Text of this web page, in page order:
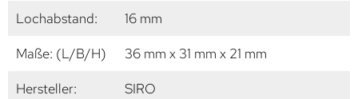
Lochabstand:
16 mm
Maße: (L/B/H)
36 mm x 31 mm x 21 mm
Hersteller:
SIRO